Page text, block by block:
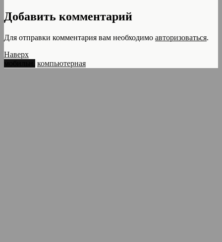
Добавить комментарий
Для отправки комментария вам необходимо авторизоваться.
Наверх
компьютерная